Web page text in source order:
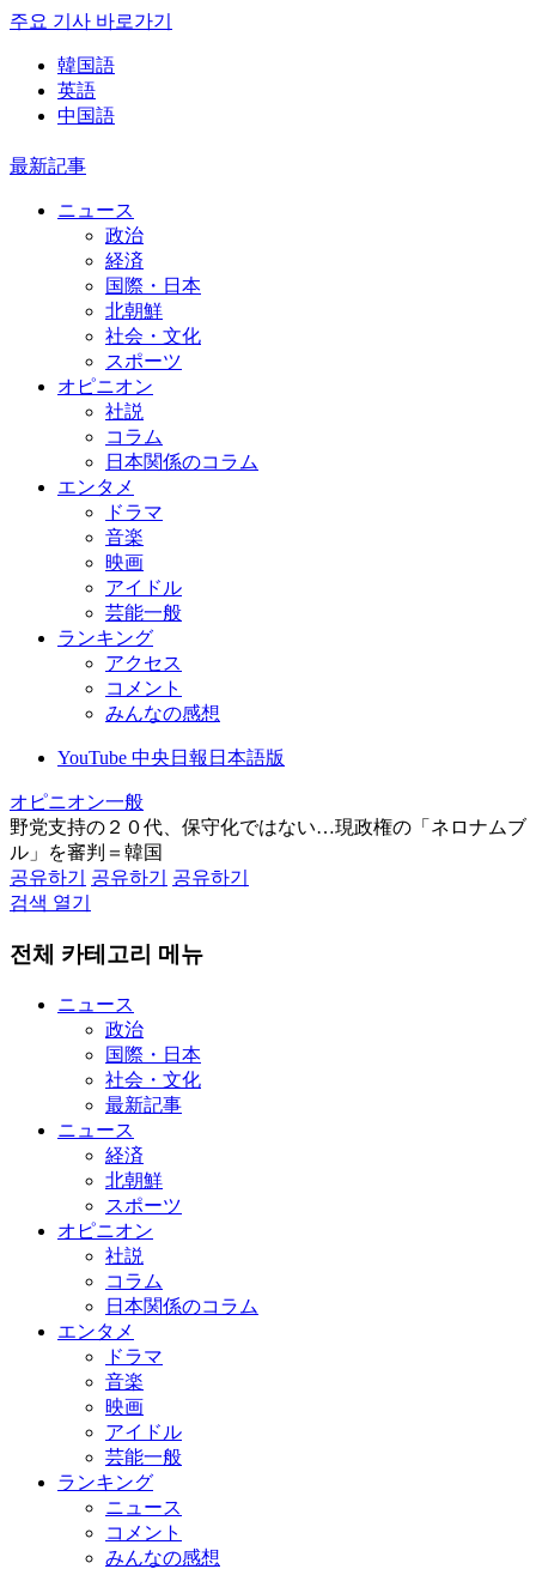
주요 기사 바로가기
韓国語
英語
中国語
最新記事
ニュース
政治
経済
国際・日本
北朝鮮
社会・文化
スポーツ
オピニオン
社説
コラム
日本関係のコラム
エンタメ
ドラマ
音楽
映画
アイドル
芸能一般
ランキング
アクセス
コメント
みんなの感想
YouTube 中央日報日本語版
オピニオン一般
野党支持の２０代、保守化ではない…現政権の「ネロナムブ
ル」を審判＝韓国
공유하기
공유하기
공유하기
검색 열기
전체 카테고리 메뉴
ニュース
政治
国際・日本
社会・文化
最新記事
ニュース
経済
北朝鮮
スポーツ
オピニオン
社説
コラム
日本関係のコラム
エンタメ
ドラマ
音楽
映画
アイドル
芸能一般
ランキング
ニュース
コメント
みんなの感想